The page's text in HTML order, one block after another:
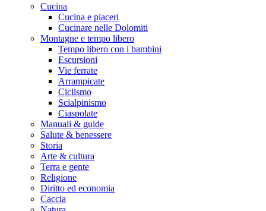
Cucina
Cucina e piaceri
Cucinare nelle Dolomiti
Montagne e tempo libero
Tempo libero con i bambini
Escursioni
Vie ferrate
Arrampicate
Ciclismo
Scialpinismo
Ciaspolate
Manuali & guide
Salute & benessere
Storia
Arte & cultura
Terra e gente
Religione
Diritto ed economia
Caccia